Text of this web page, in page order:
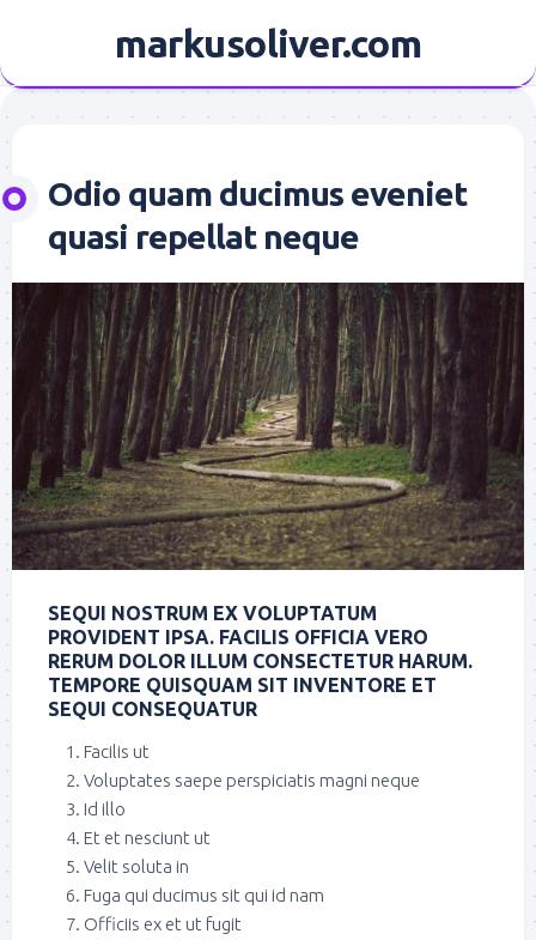
content
markusoliver.com
Odio quam ducimus eveniet
quasi repellat neque
SEQUI NOSTRUM EX VOLUPTATUM
PROVIDENT IPSA. FACILIS OFFICIA VERO
RERUM DOLOR ILLUM CONSECTETUR HARUM.
TEMPORE QUISQUAM SIT INVENTORE ET
SEQUI CONSEQUATUR
Facilis ut
Voluptates saepe perspiciatis magni neque
Id illo
Et et nesciunt ut
Velit soluta in
Fuga qui ducimus sit qui id nam
Officiis ex et ut fugit